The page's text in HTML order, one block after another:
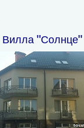
Вилла "Солнце"